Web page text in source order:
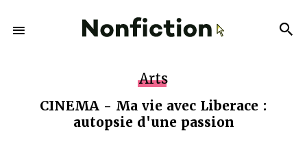
Arts
CINEMA - Ma vie avec Liberace :
autopsie d'une passion